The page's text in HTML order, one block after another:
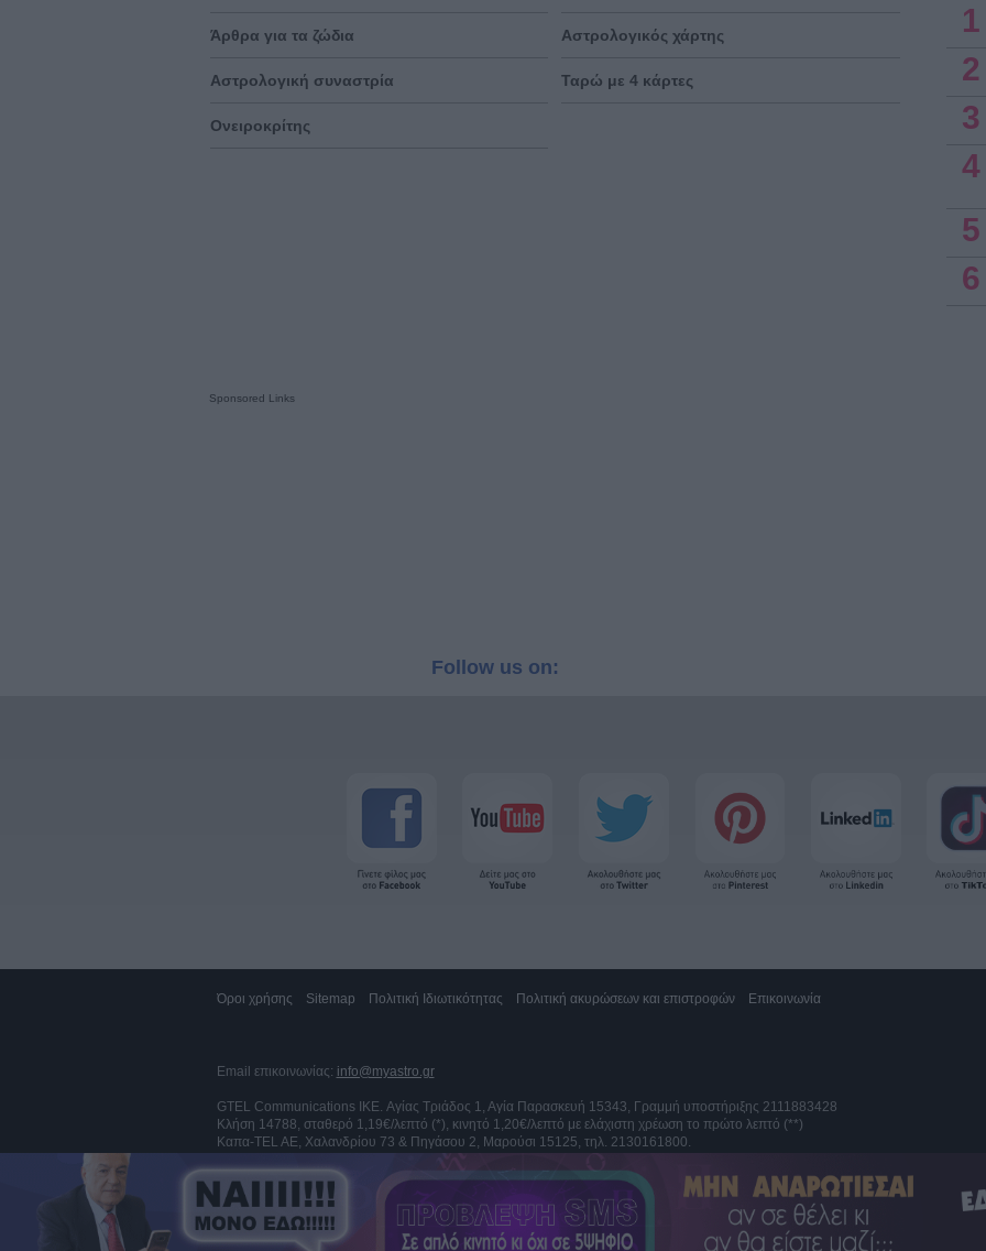
Άρθρα για τα ζώδια Αστρολογικός χάρτης
Αστρολογική συναστρία Ταρώ με 4 κάρτες
Ονειροκρίτης
1
2
3
4
5
6
Sponsored Links
Follow us on:
Όροι χρήσης Sitemap Πολιτική Ιδιωτικότητας Πολιτική ακυρώσεων και επιστροφών Επικοινωνία
Email επικοινωνίας: info@myastro.gr
GTEL Communications IKE. Αγίας Τριάδος 1, Αγία Παρασκευή 15343, Γραμμή υποστήριξης 2111883428
Κλήση 14788, σταθερό 1,19€/λεπτό (*), κινητό 1,20€/λεπτό με ελάχιστη χρέωση το πρώτο λεπτό (**)
Καπα-TEL AE, Χαλανδρίου 73 & Πηγάσου 2, Μαρούσι 15125, τηλ. 2130161800.
Αποστολή sms στο 54848, 1€/μήνυμα (**)
* συμπεριλαμβάνονται ΦΠΑ και τέλος σταθερής τηλεφωνίας
** συμπεριλαμβάνονται ΦΠΑ και τέλος κινητής τηλεφωνίας 10%
Κλήσεις από Κύπρο, σταθερό 1,52€/λεπτό, κινητό 1,61€/λεπτό με ΦΠΑ. Δωρεάν γραμμή εξυπηρέτησης από Κύπρο 80009700